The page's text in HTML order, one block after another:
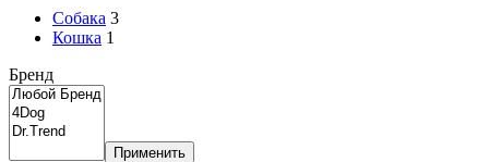
Собака 3
Кошка 1
Бренд
Применить